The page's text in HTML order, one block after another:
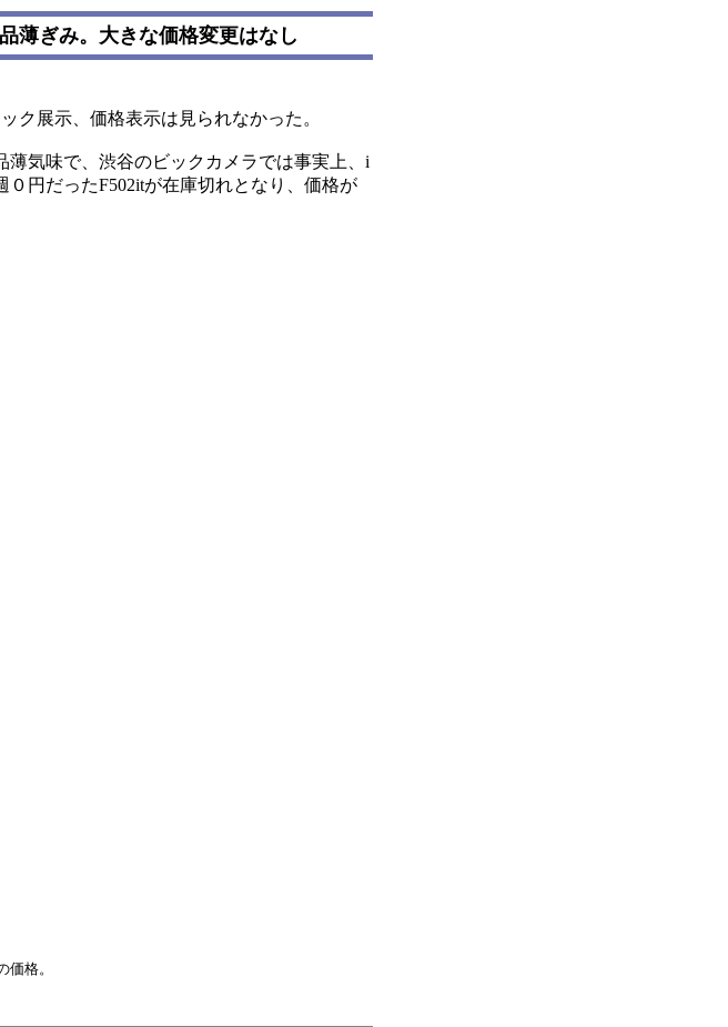
薄ぎみ。大きな価格変更はなし
ク展示、価格表示は見られなかった。
気味で、渋谷のビックカメラでは事実上、i
円だったF502itが在庫切れとなり、価格が
格。